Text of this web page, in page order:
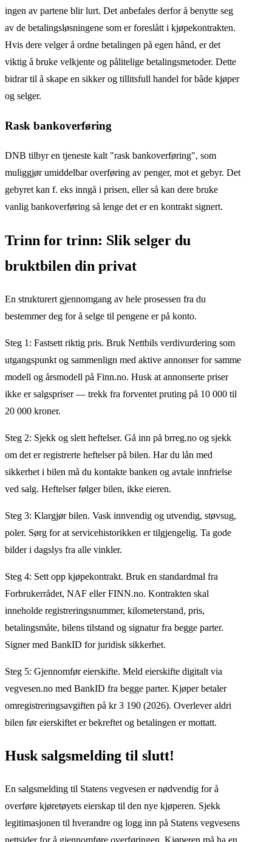
ingen av partene blir lurt. Det anbefales derfor å benytte seg
av de betalingsløsningene som er foreslått i kjøpekontrakten.
Hvis dere velger å ordne betalingen på egen hånd, er det
viktig å bruke velkjente og pålitelige betalingsmetoder. Dette
bidrar til å skape en sikker og tillitsfull handel for både kjøper
og selger.
Rask bankoverføring
DNB tilbyr en tjeneste kalt "rask bankoverføring", som
muliggjør umiddelbar overføring av penger, mot et gebyr. Det
gebyret kan f. eks inngå i prisen, eller så kan dere bruke
vanlig bankoverføring så lenge det er en kontrakt signert.
Trinn for trinn: Slik selger du
bruktbilen din privat
En strukturert gjennomgang av hele prosessen fra du
bestemmer deg for å selge til pengene er på konto.
Steg 1: Fastsett riktig pris. Bruk Nettbils verdivurdering som
utgangspunkt og sammenlign med aktive annonser for samme
modell og årsmodell på Finn.no. Husk at annonserte priser
ikke er salgspriser — trekk fra forventet pruting på 10 000 til
20 000 kroner.
Steg 2: Sjekk og slett heftelser. Gå inn på brreg.no og sjekk
om det er registrerte heftelser på bilen. Har du lån med
sikkerhet i bilen må du kontakte banken og avtale innfrielse
ved salg. Heftelser følger bilen, ikke eieren.
Steg 3: Klargjør bilen. Vask innvendig og utvendig, støvsug,
poler. Sørg for at servicehistorikken er tilgjengelig. Ta gode
bilder i dagslys fra alle vinkler.
Steg 4: Sett opp kjøpekontrakt. Bruk en standardmal fra
Forbrukerrådet, NAF eller FINN.no. Kontrakten skal
inneholde registreringsnummer, kilometerstand, pris,
betalingsmåte, bilens tilstand og signatur fra begge parter.
Signer med BankID for juridisk sikkerhet.
Steg 5: Gjennomfør eierskifte. Meld eierskifte digitalt via
vegvesen.no med BankID fra begge parter. Kjøper betaler
omregistreringsavgiften på kr 3 190 (2026). Overlever aldri
bilen før eierskiftet er bekreftet og betalingen er mottatt.
Husk salgsmelding til slutt!
En salgsmelding til Statens vegvesen er nødvendig for å
overføre kjøretøyets eierskap til den nye kjøperen. Sjekk
legitimasjonen til hverandre og logg inn på Statens vegvesens